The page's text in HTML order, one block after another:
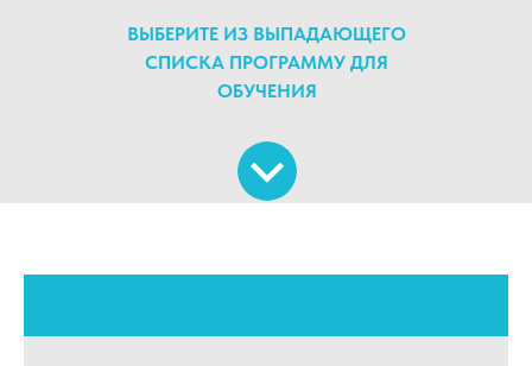
ВЫБЕРИТЕ ИЗ ВЫПАДАЮЩЕГО
СПИСКА ПРОГРАММУ ДЛЯ
ОБУЧЕНИЯ